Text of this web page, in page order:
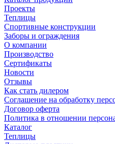
Проекты
Теплицы
Спортивные конструкции
Заборы и ограждения
О компании
Производство
Сертификаты
Новости
Отзывы
Как стать дилером
Соглашение на обработку
Договор оферта
Политика в отношении
Каталог
Теплицы